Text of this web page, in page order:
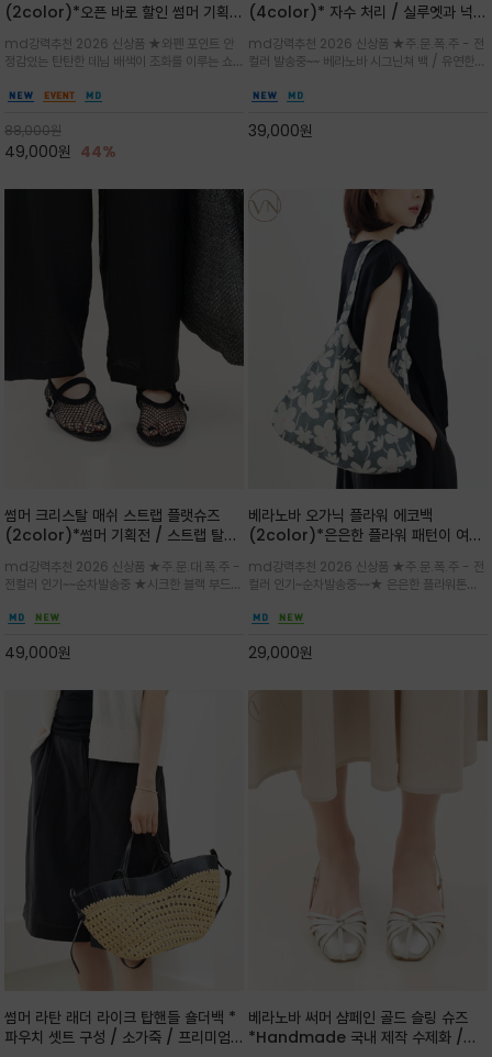
(2color)*오픈 바로 할인 썸머 기획
말 모임룩, 여행룩까지 ~
md강력추천 2026 신상품 ★와펜 포인트 안
정감있는 탄탄한 데님 배색이 조화를 이루는 쇼
클래식한 네이비·아이보리 스트라이프와 산뜻한
88,000원
49,000원 44%
(4color)* 자수 처리 / 실루엣과 넉넉
셜 숄더백
md강력추천 2026 신상품 ★주.문.폭.주 - 전
컬러 발송중~~ 베라노바 시그닌쳐 백 / 유연한
설계로 어깨의 피로도를 낮춰 편안한 착용/가볍
리 숄더백
39,000원
썸머 크리스탈 매쉬 스트랩 플랫슈즈
(2color)*썸머 기획전 / 스트랩 탈착
세한 메쉬 짜임 위로 은은하게 반짝이는
크리스탈 디테일을 더한 플랫슈즈
md강력추천 2026 신상품 ★주.문.대.폭.주 -
전컬러 인기~~순차발송중 ★시크한 블랙 부드러
하게 좋으며 가볍고 시원해 데일리 만능 아이템 /
49,000원
베라노바 오가닉 플라워 에코백
(2color)*은은한 플라워 패턴이 여름
코백
md강력추천 2026 신상품 ★주.문.폭.주 - 전
컬러 인기~순차발송중~~★ 은은한 플라워톤이
고급스럽게 내추럴한 감성의 천연 오가닉 코튼소
해져 완성
29,000원
썸머 라탄 래더 라이크 탑핸들 숄더백 *
파우치 셋트 구성 / 소가죽 / 프리미엄
베라노바 써머 샴페인 골드 슬링 슈즈
*Handmade 국내 제작 수제화 /은